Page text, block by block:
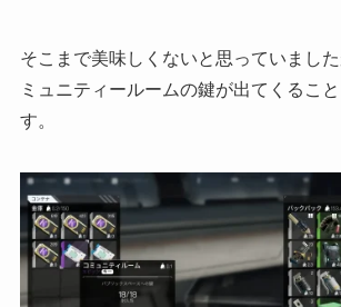
そこまで美味しくないと思っていまし
ミュニティールームの鍵が出てくるこ
す。